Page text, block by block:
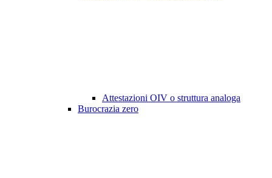
Attestazioni OIV o struttura analoga
Burocrazia zero